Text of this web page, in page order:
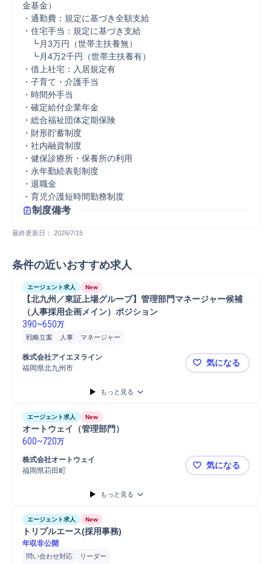
金基金）
・通勤費：規定に基づき全額支給
・住宅手当：規定に基づき支給
┗月3万円（世帯主扶養無）
┗月4万2千円（世帯主扶養有）
・借上社宅：入居規定有
・子育て・介護手当
・時間外手当
・確定給付企業年金
・総合福祉団体定期保険
・財形貯蓄制度
・社内融資制度
・健保診療所・保養所の利用
・永年勤続表彰制度
・退職金
・育児介護短時間勤務制度
制度備考
最終更新日： 2026/7/15
条件の近いおすすめ求人
エージェント求人 New
【北九州／東証上場グループ】管理部門マネージャー候補
（人事採用企画メイン）ポジション
390~650万
戦略立案 人事 マネージャー
株式会社アイエヌライン
福岡県北九州市
【北九州／
気になる
もっと見る
エージェント求人 New
オートウェイ（管理部門）
600~720万
株式会社オートウェイ
福岡県苅田町
オートウェ
気になる
もっと見る
エージェント求人 New
トリプルエース(採用事務)
年収非公開
問い合わせ対応 リーダー